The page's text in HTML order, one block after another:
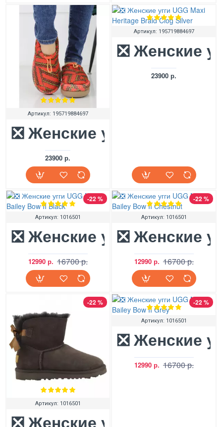
Артикул: 195719884697
❎ Женские угги UGG
23900 р.
Артикул: 195719884697
❎ Женские
23900 р.
-22 %
Артикул: 1016501
❎ Женские угги UGG
12990 р. 16700 р.
-22 %
Артикул: 1016501
❎ Женские
12990 р. 16700 р.
-22 %
Артикул: 1016501
❎ Женские угги UGG
-22 %
Артикул: 1016501
❎ Женские
12990 р. 16700 р.